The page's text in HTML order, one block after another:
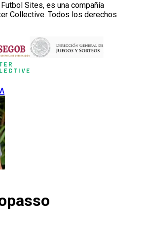
Sites, es una compañía
Collective. Todos los derechos